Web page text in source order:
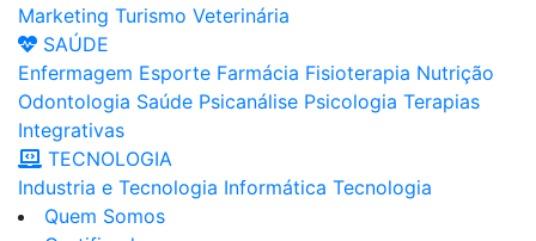
Marketing Turismo Veterinária
SAÚDE
Enfermagem Esporte Farmácia Fisioterapia Nutrição
Odontologia Saúde Psicanálise Psicologia Terapias
Integrativas
TECNOLOGIA
Industria e Tecnologia Informática Tecnologia
Quem Somos